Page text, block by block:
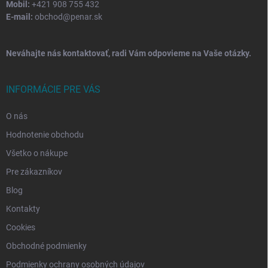
Mobil: +421 908 755 432
E-mail: obchod@penar.sk
Neváhajte nás kontaktovať, radi Vám odpovieme na Vaše otázky.
INFORMÁCIE PRE VÁS
O nás
Hodnotenie obchodu
Všetko o nákupe
Pre zákazníkov
Blog
Kontakty
Cookies
Obchodné podmienky
Podmienky ochrany osobných údajov